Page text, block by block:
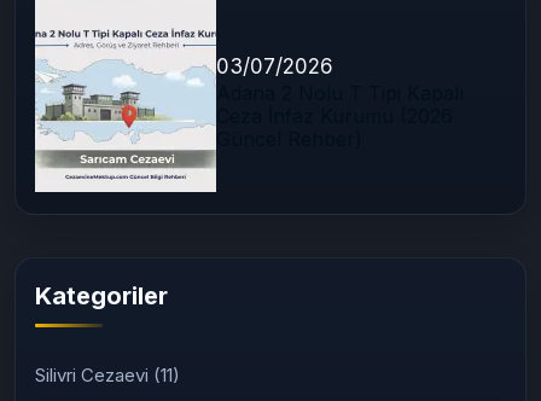
03/07/2026
Kategoriler
Silivri Cezaevi (11)